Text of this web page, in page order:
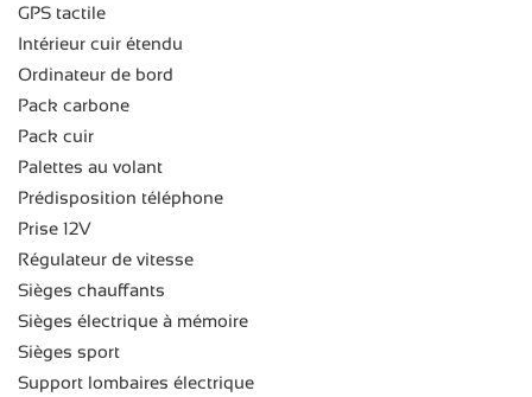
GPS tactile
Intérieur cuir étendu
Ordinateur de bord
Pack carbone
Pack cuir
Palettes au volant
Prédisposition téléphone
Prise 12V
Régulateur de vitesse
Sièges chauffants
Sièges électrique à mémoire
Sièges sport
Support lombaires électrique